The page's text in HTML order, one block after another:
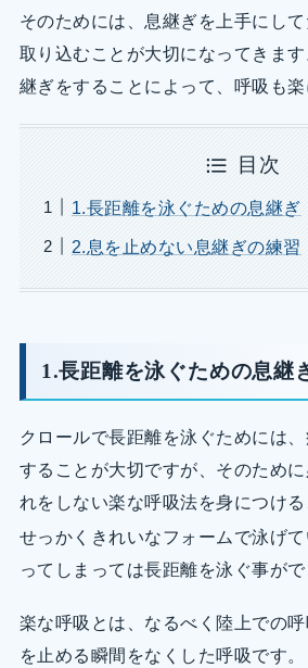
そのためには、息継ぎを上手にし
取り込むことが大切になってきま
継ぎをすることによって、呼吸も楽
目次
1.長距離を泳ぐための息継ぎ
2.息を止めない息継ぎの練習
1.長距離を泳ぐための息継
クロールで長距離を泳ぐためには
することが大切ですが、そのため
れをしない楽な呼吸法を身につける
せっかくきれいなフォームで泳げ
ってしまっては長距離を泳ぐ事がで
楽な呼吸とは、なるべく陸上での
を止める瞬間をなくした呼吸です。